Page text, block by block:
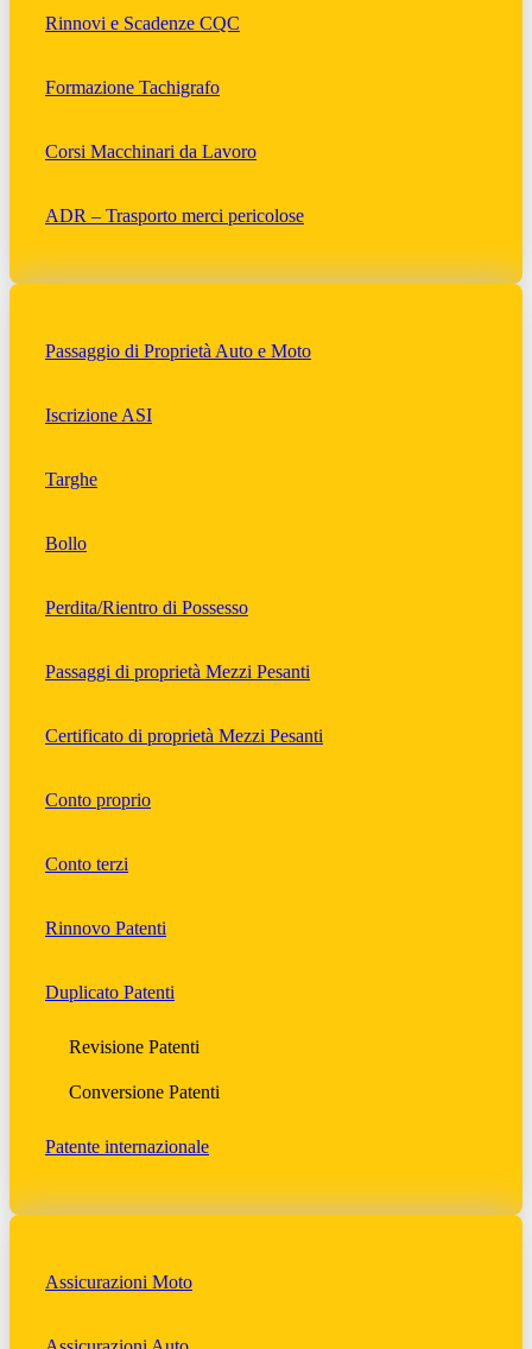
Rinnovi e Scadenze CQC
Formazione Tachigrafo
Corsi Macchinari da Lavoro
ADR – Trasporto merci pericolose
Passaggio di Proprietà Auto e Moto
Iscrizione ASI
Targhe
Bollo
Perdita/Rientro di Possesso
Passaggi di proprietà Mezzi Pesanti
Certificato di proprietà Mezzi Pesanti
Conto proprio
Conto terzi
Rinnovo Patenti
Duplicato Patenti
Revisione Patenti
Conversione Patenti
Patente internazionale
Assicurazioni Moto